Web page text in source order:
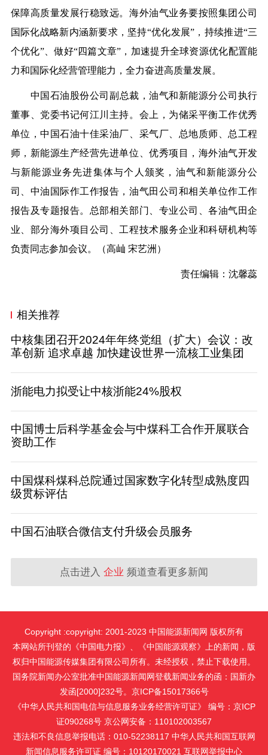
保障高质量发展行稳致远。海外油气业务要按照集团公司
国际化战略新内涵新要求，坚持“优化发展”，持续推进“三
个优化”、做好“四篇文章”，加速提升全球资源优化配置能
力和国际化经营管理能力，全力奋进高质量发展。
中国石油 股份公司副总裁，油气和新能源分公司执行
董事、党委书记何江川主持。会上，为储采平衡工作优秀
单位，中国石油十佳采油厂、采气厂、总地质师、总工程
师，新能源生产经营先进单位、优秀项目，海外油气开发
与新能源业务先进集体与个人颁奖，油气和新能源分公
司、中油国际作工作报告，油气田公司和相关单位作工作
报告及专题报告。总部相关部门、专业公司、各油气田企
业、部分海外项目公司、工程技术服务企业和科研机构等
负责同志参加会议。
（高屾 宋艺洲）
责任编辑：沈馨蕊
相关推荐
中核集团召开2024年年终党组（扩大）会议：改
革创新 追求卓越 加快建设世界一流核工业集团
浙能电力拟受让中核浙能24%股权
中国博士后科学基金会与中煤科工合作开展联合
资助工作
中国煤科煤科总院通过国家数字化转型成熟度四
级贯标评估
中国石油联合微信支付升级会员服务
点击进入 企业 频道查看更多新闻
Copyright :copyright: 2001-2023 中国能源新闻网 版权所有
本网站所刊登的《中国电力报》、《中国能源观察》上的新闻，版
权归中国能源传媒集团有限公司所有。未经授权，禁止下载使用。
国务院新闻办公室批准中国能源新闻网登载新闻业务的函：国新办
发函[2000]232号。京ICP备15017366号
《中华人民共和国电信与信息服务业务经营许可证》 编号：京ICP
证090268号 京公网安备：110102003567
违法和不良信息举报电话：010-52238117 中华人民共和国互联网
新闻信息服务许可证 编号：10120170021 互联网举报中心